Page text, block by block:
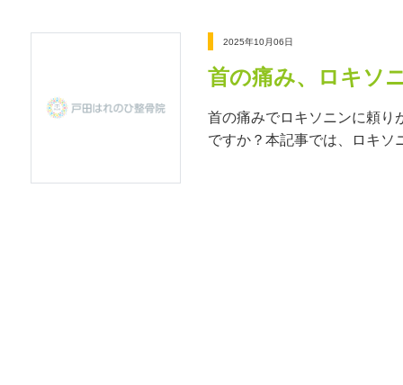
2025年10月06日
首の痛み、ロキソ
首の痛みでロキソニンに頼り
ですか？本記事では、ロキ